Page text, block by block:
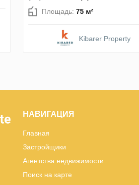
Площадь: 75 м²
Kibarer Property
НАВИГАЦИЯ
Главная
Застройщики
Агентства недвижимости
Поиск на карте